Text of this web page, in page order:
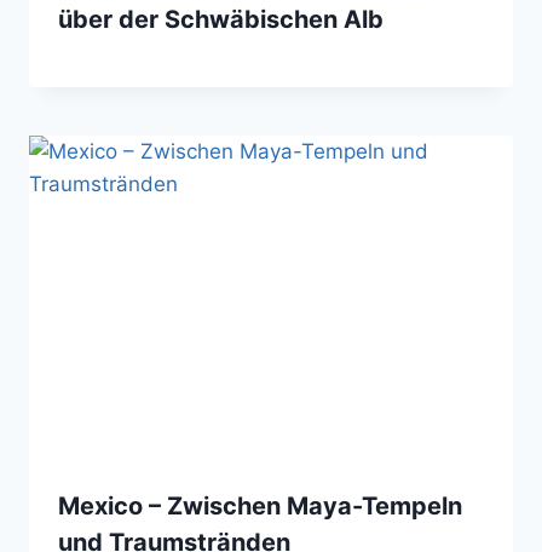
über der Schwäbischen Alb
Mexico – Zwischen Maya-Tempeln
und Traumstränden